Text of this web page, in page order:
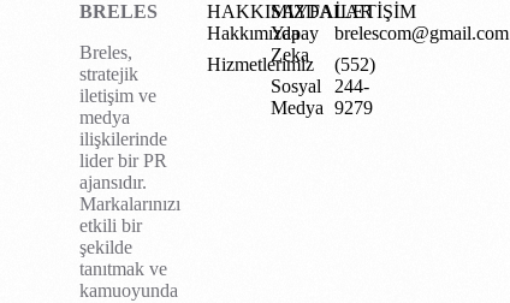
BRELES
Breles,
stratejik
iletişim ve
medya
ilişkilerinde
lider bir PR
ajansıdır.
Markalarınızı
etkili bir
şekilde
tanıtmak ve
kamuoyunda
HAKKIMIZDA
Hakkımızda
Hizmetlerimiz
SAYFALAR
Yapay
Zeka
Sosyal
Medya
İLETİŞİM
brelescom@gmail.com
(552)
244-
9279